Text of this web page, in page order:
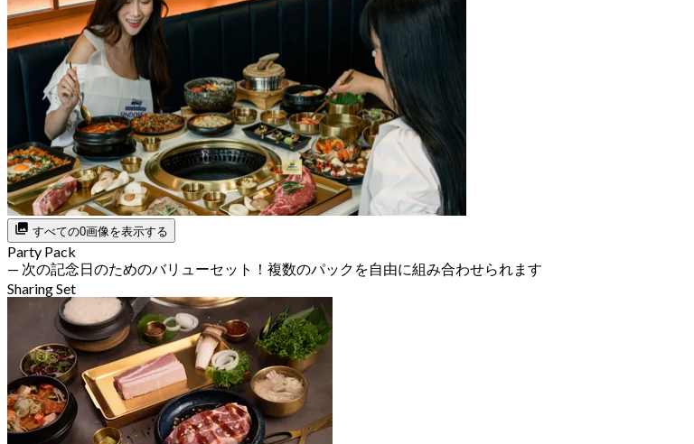
すべての0画像を表示する
Party Pack
— 次の記念日のためのバリューセット！複数のパックを自由に組み合わせられます
Sharing Set